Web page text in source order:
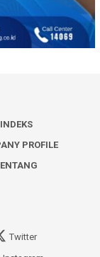
INDEKS
PROFILE
Twitter